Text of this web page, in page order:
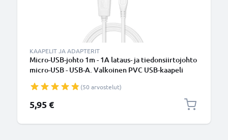
KAAPELIT JA ADAPTERIT
Micro-USB-johto 1m - 1A lataus- ja tiedonsiirtojohto
micro-USB - USB-A. Valkoinen PVC USB-kaapeli
(50 arvostelut)
5,95 €